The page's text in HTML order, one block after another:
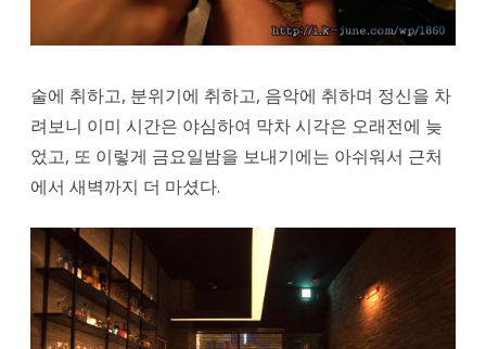
술에 취하고, 분위기에 취하고, 음악에 취하며 정신을 차
려보니 이미 시간은 야심하여 막차 시각은 오래전에 늦
었고, 또 이렇게 금요일밤을 보내기에는 아쉬워서 근처
에서 새벽까지 더 마셨다.